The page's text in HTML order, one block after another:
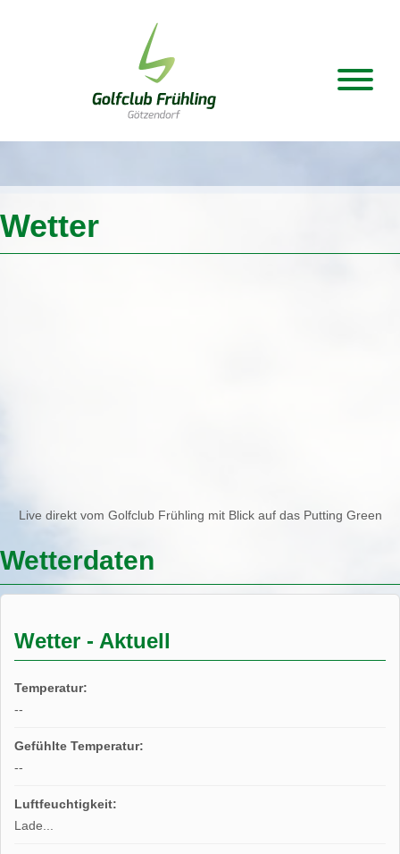
Wetter
Live direkt vom Golfclub Frühling mit Blick auf das Putting Green
Wetterdaten
Wetter - Aktuell
Temperatur:
--
Gefühlte Temperatur:
--
Luftfeuchtigkeit:
Lade...